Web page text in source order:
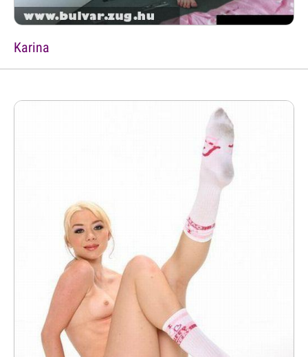
Karina